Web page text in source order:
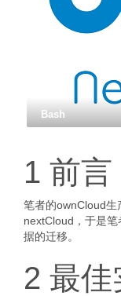
Bash
1 前言
笔者的ownCloud生
nextCloud，于是
据的迁移。
2 最佳